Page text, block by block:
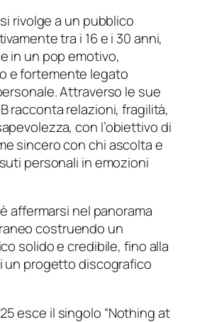
rivolge a un pubblico
tra i 16 e i 30 anni,
in un pop emotivo,
e fortemente legato
Attraverso le sue
racconta relazioni, fragilità,
con l’obiettivo di
sincero con chi ascolta e
personali in emozioni
affermarsi nel panorama
costruendo un
solido e credibile, fino alla
un progetto discografico
esce il singolo “Nothing at